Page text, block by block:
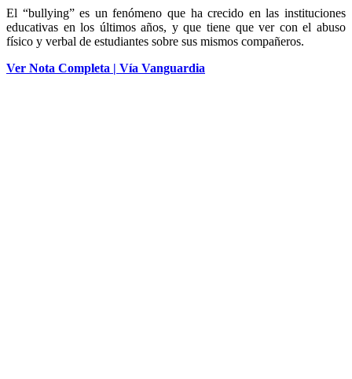
El “bullying” es un fenómeno que ha crecido en las instituciones
educativas en los últimos años, y que tiene que ver con el abuso
físico y verbal de estudiantes sobre sus mismos compañeros.
Ver Nota Completa | Vía Vanguardia